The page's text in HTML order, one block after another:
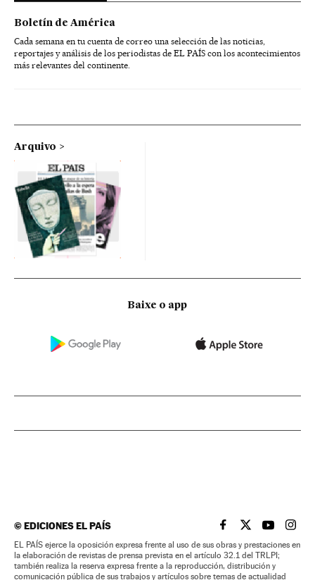
Boletín de América
Cada semana en tu cuenta de correo una selección de las noticias,
reportajes y análisis de los periodistas de EL PAÍS con los acontecimientos
más relevantes del continente.
Arquivo
Baixe o app
©EDICIONES EL PAÍS EL PAÍS BRASIL EN
EL PAÍSEL PAÍS
EL
EL PAÍS ejerce la oposición expresa frente al uso de sus obras y prestaciones en
la elaboración de revistas de prensa prevista en el artículo 32.1 del TRLPI;
también realiza la reserva expresa frente a la reproducción, distribución y
comunicación pública de sus trabajos y artículos sobre temas de actualidad